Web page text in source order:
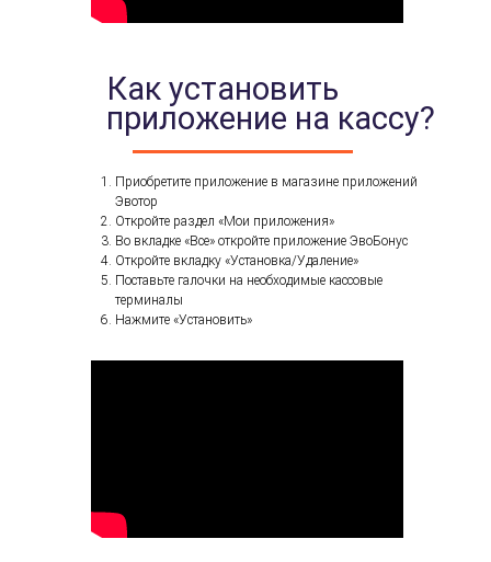
Как установить
приложение на кассу?
Приобретите приложение в магазине приложений
Эвотор
Откройте раздел «Мои приложения»
Во вкладке «Все» откройте приложение ЭвоБонус
Откройте вкладку «Установка/Удаление»
Поставьте галочки на необходимые кассовые
терминалы
Нажмите «Установить»